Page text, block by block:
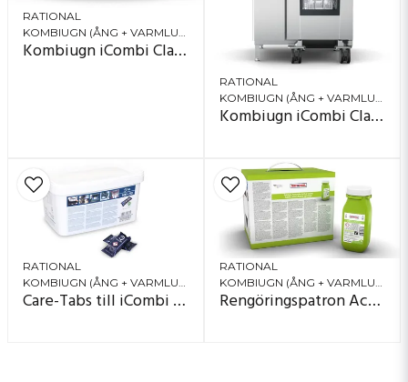
RATIONAL
Kombiugn iCombi Classic 10-2/1
RATIONAL
KOMBIUGN (ÅNG + VARMLUFT)
Kombiugn iCombi Classic 20-1/1
RATIONAL
KOMBIUGN (ÅNG + VARMLUFT)
Care-Tabs till iCombi Pro, iCombi Classic och SelfCookingCenter med Efficient CareControl
RATIONAL
KOMBIUGN (ÅNG + VARMLUFT)
Rengöringspatron Active Green för iCombi Pro med tillvalet AutoDose